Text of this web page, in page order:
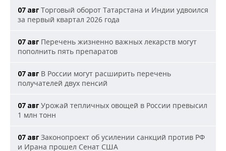
07 авг Торговый оборот Татарстана и Индии удвоился
за первый квартал 2026 года
07 авг Перечень жизненно важных лекарств могут
пополнить пять препаратов
07 авг В России могут расширить перечень
получателей двух пенсий
07 авг Урожай тепличных овощей в России превысил
1 млн тонн
07 авг Законопроект об усилении санкций против РФ
и Ирана прошел Сенат США